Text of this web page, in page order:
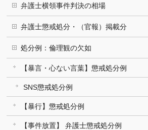
弁護士横領事件判決の相場
弁護士懲戒処分・（官報）掲載分
処分例：倫理観の欠如
【暴言・心ない言葉】懲戒処分例
SNS懲戒処分例
【暴行】懲戒処分例
【事件放置】 弁護士懲戒処分例